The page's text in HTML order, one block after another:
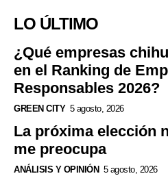
LO ÚLTIMO
¿Qué empresas
en el Ranking de
Responsables 2026?
GREEN CITY 5 agosto, 2026
La próxima elección
me preocupa
ANÁLISIS Y OPINIÓN 5 agosto, 2026